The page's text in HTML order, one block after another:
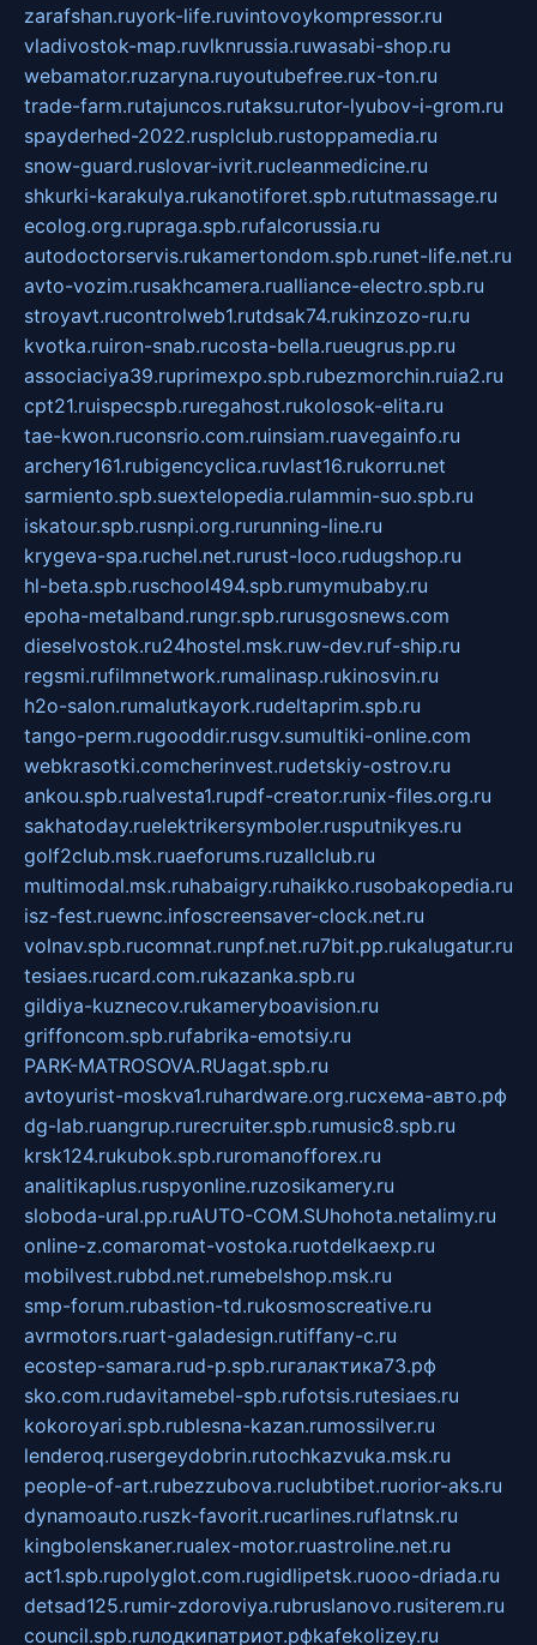
zarafshan.ruyork-life.ruvintovoykompressor.ru
vladivostok-map.ruvlknrussia.ruwasabi-shop.ru
webamator.ruzaryna.ruyoutubefree.rux-ton.ru
trade-farm.rutajuncos.rutaksu.rutor-lyubov-i-grom.ru
spayderhed-2022.rusplclub.rustoppamedia.ru
snow-guard.ruslovar-ivrit.rucleanmedicine.ru
shkurki-karakulya.rukanotiforet.spb.rututmassage.ru
ecolog.org.rupraga.spb.rufalcorussia.ru
autodoctorservis.rukamertondom.spb.runet-life.net.ru
avto-vozim.rusakhcamera.rualliance-electro.spb.ru
stroyavt.rucontrolweb1.rutdsak74.rukinzozo-ru.ru
kvotka.ruiron-snab.rucosta-bella.rueugrus.pp.ru
associaciya39.ruprimexpo.spb.rubezmorchin.ruia2.ru
cpt21.ruispecspb.ruregahost.rukolosok-elita.ru
tae-kwon.ruconsrio.com.ruinsiam.ruavegainfo.ru
archery161.rubigencyclica.ruvlast16.rukorru.net
sarmiento.spb.suextelopedia.rulammin-suo.spb.ru
iskatour.spb.rusnpi.org.rurunning-line.ru
krygeva-spa.ruchel.net.rurust-loco.rudugshop.ru
hl-beta.spb.ruschool494.spb.rumymubaby.ru
epoha-metalband.rungr.spb.rurusgosnews.com
dieselvostok.ru24hostel.msk.ruw-dev.ruf-ship.ru
regsmi.rufilmnetwork.rumalinasp.rukinosvin.ru
h2o-salon.rumalutkayork.rudeltaprim.spb.ru
tango-perm.rugooddir.rusgv.sumultiki-online.com
webkrasotki.comcherinvest.rudetskiy-ostrov.ru
ankou.spb.rualvesta1.rupdf-creator.runix-files.org.ru
sakhatoday.ruelektrikersymboler.rusputnikyes.ru
golf2club.msk.ruaeforums.ruzallclub.ru
multimodal.msk.ruhabaigry.ruhaikko.rusobakopedia.ru
isz-fest.ruewnc.infoscreensaver-clock.net.ru
volnav.spb.rucomnat.runpf.net.ru7bit.pp.rukalugatur.ru
tesiaes.rucard.com.rukazanka.spb.ru
gildiya-kuznecov.rukameryboavision.ru
griffoncom.spb.rufabrika-emotsiy.ru
PARK-MATROSOVA.RUagat.spb.ru
avtoyurist-moskva1.ruhardware.org.ruсхема-авто.рф
dg-lab.ruangrup.rurecruiter.spb.rumusic8.spb.ru
krsk124.rukubok.spb.ruromanofforex.ru
analitikaplus.ruspyonline.ruzosikamery.ru
sloboda-ural.pp.ruAUTO-COM.SUhohota.netalimy.ru
online-z.comaromat-vostoka.ruotdelkaexp.ru
mobilvest.rubbd.net.rumebelshop.msk.ru
smp-forum.rubastion-td.rukosmoscreative.ru
avrmotors.ruart-galadesign.rutiffany-c.ru
ecostep-samara.rud-p.spb.ruгалактика73.рф
sko.com.rudavitamebel-spb.rufotsis.rutesiaes.ru
kokoroyari.spb.rublesna-kazan.rumossilver.ru
lenderoq.rusergeydobrin.rutochkazvuka.msk.ru
people-of-art.rubezzubova.ruclubtibet.ruorior-aks.ru
dynamoauto.ruszk-favorit.rucarlines.ruflatnsk.ru
kingbolenskaner.rualex-motor.ruastroline.net.ru
act1.spb.rupolyglot.com.rugidlipetsk.ruooo-driada.ru
detsad125.rumir-zdoroviya.rubruslanovo.rusiterem.ru
council.spb.ruлодкипатриот.рфkafekolizey.ru